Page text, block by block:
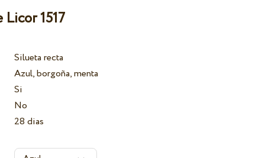
1517
Silueta recta
Azul, borgoña, menta
Si
No
28 dias